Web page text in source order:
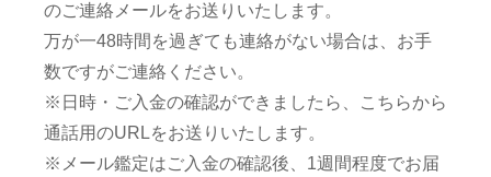
のご連絡メールをお送りいたします。
万が一48時間を過ぎても連絡がない場合は、お手
数ですがご連絡ください。
※日時・ご入金の確認ができましたら、こちらから
通話用のURLをお送りいたします。
※メール鑑定はご入金の確認後、1週間程度でお届